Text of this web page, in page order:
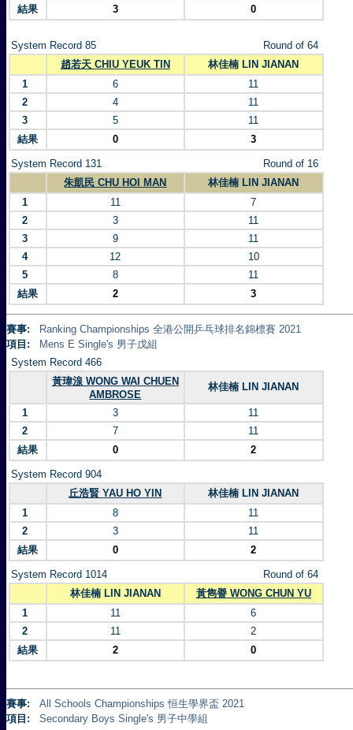
結果
3 0
System Record 85
Round of 64
趙若天 CHIU YEUK TIN
林佳楠 LIN JIANAN
1
6
11
2
4
11
3
5
11
結果
0 3
System Record 131
Round of 16
朱凱民 CHU HOI MAN
林佳楠 LIN JIANAN
1
11
7
2
3
11
3
9
11
4
12
10
5
8
11
結果
2 3
賽事:
Ranking Championships 全港公開乒乓球排名錦標賽 2021
項目:
Mens E Single's 男子戊組
System Record 466
黃瑋湶 WONG WAI CHUEN
AMBROSE
林佳楠 LIN JIANAN
1 3
11
2
7
11
結果
0 2
System Record 904
丘浩賢 YAU HO YIN
林佳楠 LIN JIANAN
1
8
11
2
3
11
結果
0 2
System Record 1014
Round of 64
林佳楠 LIN JIANAN
黃雋譽 WONG CHUN YU
1
11
6
2
11
2
結果
2 0
賽事:
All Schools Championships 恒生學界盃 2021
項目:
Secondary Boys Single's 男子中學組